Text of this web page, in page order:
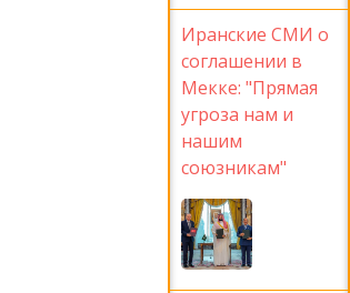
Иранские СМИ о
соглашении в
Мекке: "Прямая
угроза нам и
нашим
союзникам"